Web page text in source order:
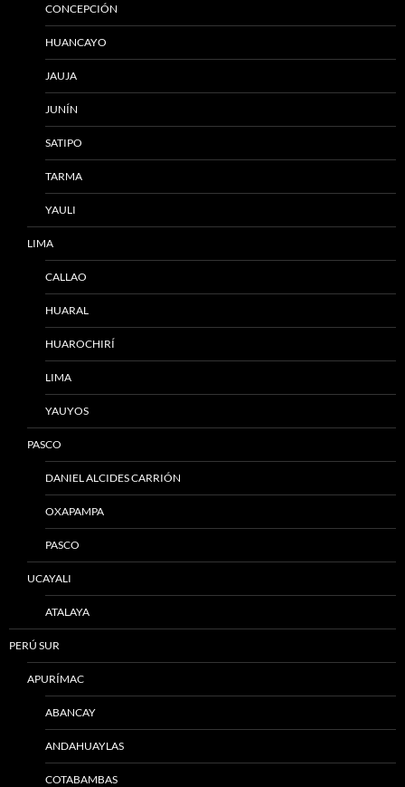
CONCEPCIÓN
HUANCAYO
JAUJA
JUNÍN
SATIPO
TARMA
YAULI
LIMA
CALLAO
HUARAL
HUAROCHIRÍ
LIMA
YAUYOS
PASCO
DANIEL ALCIDES CARRIÓN
OXAPAMPA
PASCO
UCAYALI
ATALAYA
PERÚ SUR
APURÍMAC
ABANCAY
ANDAHUAYLAS
COTABAMBAS